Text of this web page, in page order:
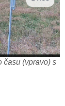
času (vpravo) s